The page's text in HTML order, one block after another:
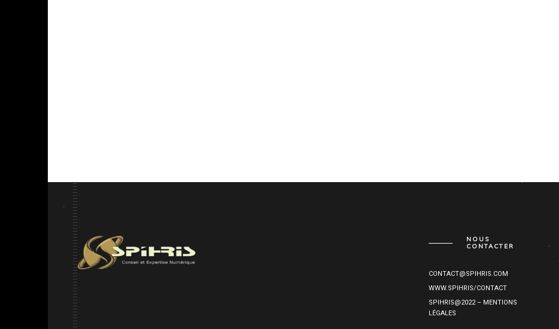
NOUS
CONTACTER
CONTACT@SPIHRIS.COM
WWW.SPIHRIS/CONTACT
SPIHRIS@2022 – MENTIONS
LÉGALES